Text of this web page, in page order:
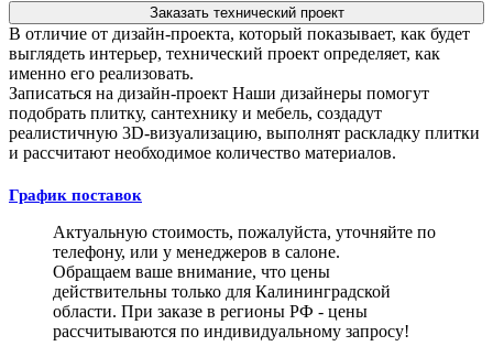
Заказать технический проект
В отличие от дизайн-проекта, который показывает, как будет
выглядеть интерьер, технический проект определяет, как
именно его реализовать.
Записаться на дизайн-проект Наши дизайнеры помогут
подобрать плитку, сантехнику и мебель, создадут
реалистичную 3D-визуализацию, выполнят раскладку плитки
и рассчитают необходимое количество материалов.
График поставок
Актуальную стоимость, пожалуйста, уточняйте по
телефону, или у менеджеров в салоне.
Обращаем ваше внимание, что цены
действительны только для Калининградской
области. При заказе в регионы РФ - цены
рассчитываются по индивидуальному запросу!